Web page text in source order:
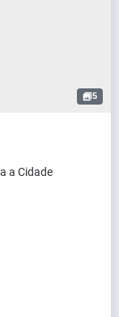
5
a Cidade